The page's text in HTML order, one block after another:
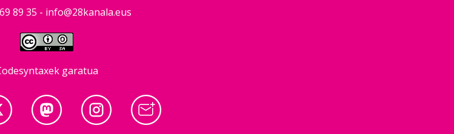
89 35 - info@28kanala.eus
garatua